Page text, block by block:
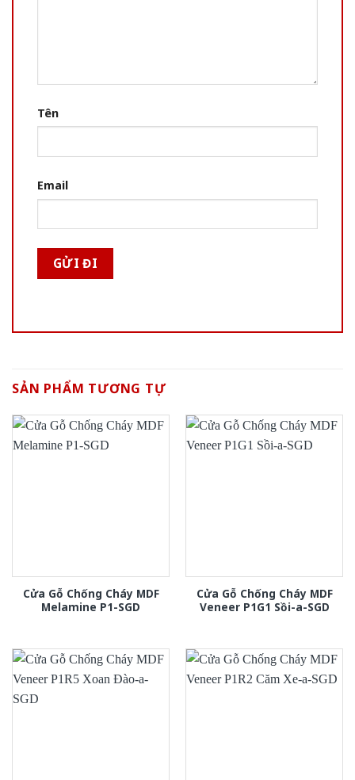
Tên
Email
SẢN PHẨM TƯƠNG TỰ
Cửa Gỗ Chống Cháy MDF
Melamine P1-SGD
Cửa Gỗ Chống Cháy MDF
Veneer P1G1 Sồi-a-SGD